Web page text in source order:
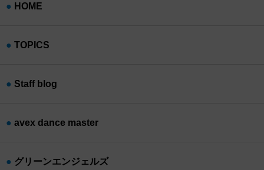
HOME
TOPICS
Staff blog
avex dance master
グリーンエンジェルズ